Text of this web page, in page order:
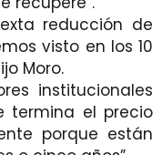
reducción de
visto en los 10
Moro.
institucionales
termina el precio
porque están